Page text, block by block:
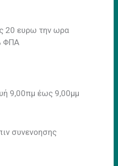
20 ευρω την ωρα
ΦΠΑ
9,00πμ έως 9,00μμ
συνενοησης